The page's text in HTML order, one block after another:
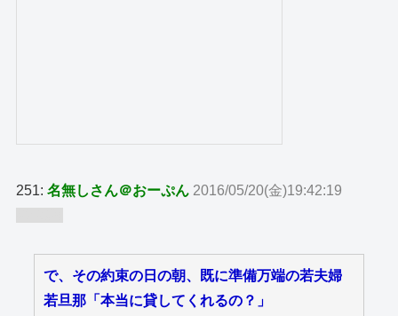
251:名無しさん＠おーぷん 2016/05/20(金)19:42:19
で、その約束の日の朝、既に準備万端の若夫婦
若旦那「本当に貸してくれるの？」